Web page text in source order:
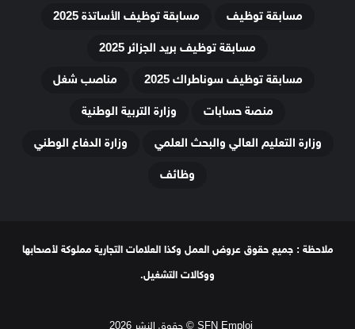
مسابقة توظيف
مسابقة توظيف الأساتذة 2025
مسابقة توظيف بريد الجزائر 2025
مسابقة توظيف سوناطراك 2025
مناصب شغل
منصة حسابات
وزارة التربية الوطنية
وزارة التعليم العالي والبحث العلمي
وزارة الدفاع الوطني
وظائف
ملاحظة : جميع حقوق عروض العمل وكذا العلامات التجارية مملوكة لأصحابها
ووكالات التشغيل.
SFN Emploi © حقوق النشر 2026